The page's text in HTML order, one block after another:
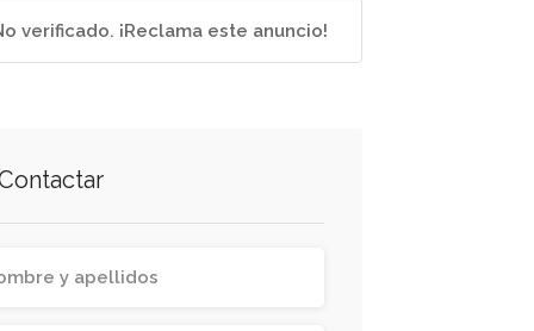
verificado. ¡Reclama este anuncio!